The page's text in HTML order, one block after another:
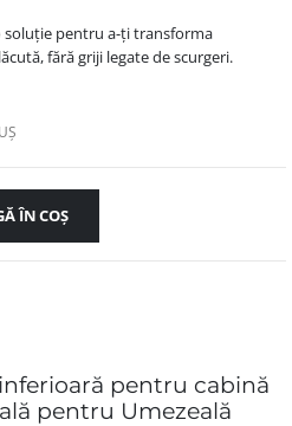
pentru a-ți transforma
fără griji legate de scurgeri.
ÎN COȘ
pentru cabină
pentru Umezeală